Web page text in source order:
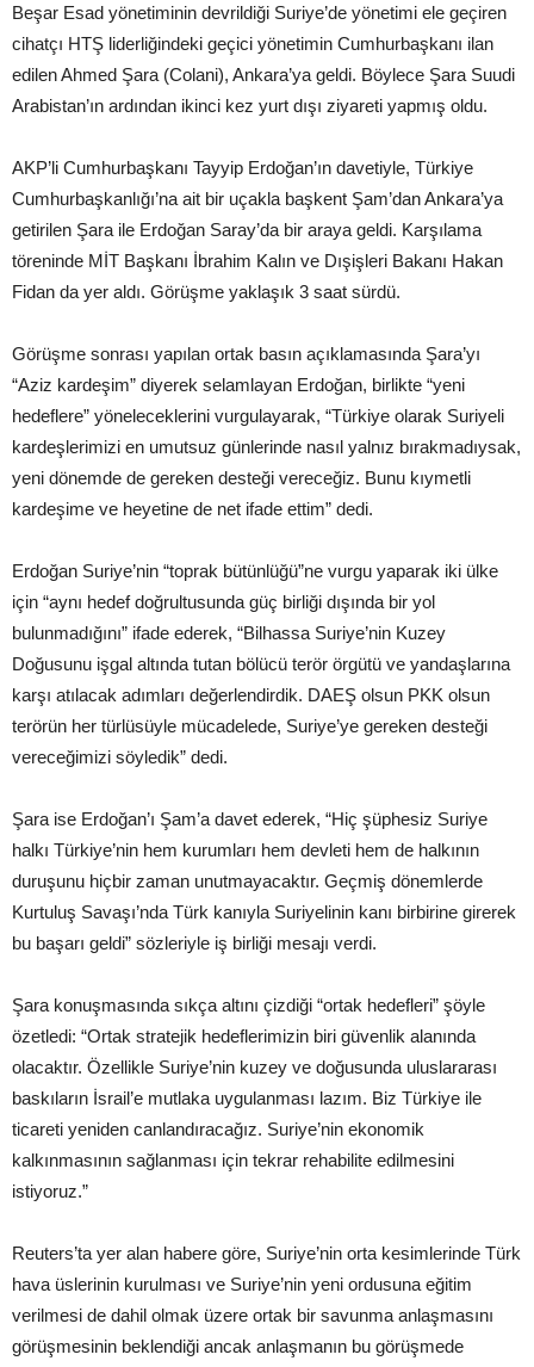
Beşar Esad yönetiminin devrildiği Suriye’de yönetimi ele geçiren
cihatçı HTŞ liderliğindeki geçici yönetimin Cumhurbaşkanı ilan
edilen Ahmed Şara (Colani), Ankara’ya geldi. Böylece Şara Suudi
Arabistan’ın ardından ikinci kez yurt dışı ziyareti yapmış oldu.
AKP’li Cumhurbaşkanı Tayyip Erdoğan’ın davetiyle, Türkiye
Cumhurbaşkanlığı’na ait bir uçakla başkent Şam’dan Ankara’ya
getirilen Şara ile Erdoğan Saray’da bir araya geldi. Karşılama
töreninde MİT Başkanı İbrahim Kalın ve Dışişleri Bakanı Hakan
Fidan da yer aldı. Görüşme yaklaşık 3 saat sürdü.
Görüşme sonrası yapılan ortak basın açıklamasında Şara’yı
“Aziz kardeşim” diyerek selamlayan Erdoğan, birlikte “yeni
hedeflere” yöneleceklerini vurgulayarak, “Türkiye olarak Suriyeli
kardeşlerimizi en umutsuz günlerinde nasıl yalnız bırakmadıysak,
yeni dönemde de gereken desteği vereceğiz. Bunu kıymetli
kardeşime ve heyetine de net ifade ettim” dedi.
Erdoğan Suriye’nin “toprak bütünlüğü”ne vurgu yaparak iki ülke
için “aynı hedef doğrultusunda güç birliği dışında bir yol
bulunmadığını” ifade ederek, “Bilhassa Suriye’nin Kuzey
Doğusunu işgal altında tutan bölücü terör örgütü ve yandaşlarına
karşı atılacak adımları değerlendirdik. DAEŞ olsun PKK olsun
terörün her türlüsüyle mücadelede, Suriye’ye gereken desteği
vereceğimizi söyledik” dedi.
Şara ise Erdoğan’ı Şam’a davet ederek, “Hiç şüphesiz Suriye
halkı Türkiye’nin hem kurumları hem devleti hem de halkının
duruşunu hiçbir zaman unutmayacaktır. Geçmiş dönemlerde
Kurtuluş Savaşı’nda Türk kanıyla Suriyelinin kanı birbirine girerek
bu başarı geldi” sözleriyle iş birliği mesajı verdi.
Şara konuşmasında sıkça altını çizdiği “ortak hedefleri” şöyle
özetledi: “Ortak stratejik hedeflerimizin biri güvenlik alanında
olacaktır. Özellikle Suriye’nin kuzey ve doğusunda uluslararası
baskıların İsrail’e mutlaka uygulanması lazım. Biz Türkiye ile
ticareti yeniden canlandıracağız. Suriye’nin ekonomik
kalkınmasının sağlanması için tekrar rehabilite edilmesini
istiyoruz.”
Reuters’ta yer alan habere göre, Suriye’nin orta kesimlerinde Türk
hava üslerinin kurulması ve Suriye’nin yeni ordusuna eğitim
verilmesi de dahil olmak üzere ortak bir savunma anlaşmasını
görüşmesinin beklendiği ancak anlaşmanın bu görüşmede